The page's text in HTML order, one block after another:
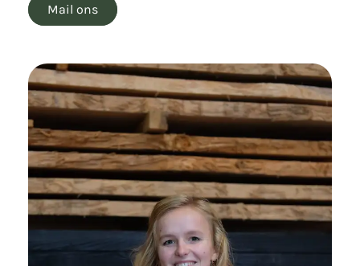
Mail ons